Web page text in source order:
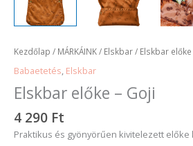
Kezdőlap / MÁRKÁINK/ Elskbar/ Elskbar előke
Babaetetés, Elskbar
Elskbar előke – Goji
4 290 Ft
Praktikus és gyönyörűen kivitelezett előke